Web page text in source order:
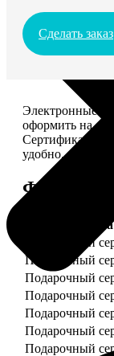
Сделать заказ
Электронные
оформить на
Сертификат вы
удобно.
Форматы
Услуга
Подарочный
Подарочный
Подарочный
Подарочный
Подарочный
Подарочный
Подарочный